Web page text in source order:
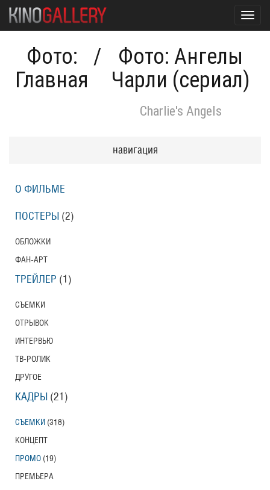
Фото:
Главная
/
Фото: Ангелы
Чарли (сериал)
Charlie's Angels
навигация
О ФИЛЬМЕ
ПОСТЕРЫ (2)
ОБЛОЖКИ
ФАН-АРТ
ТРЕЙЛЕР (1)
СЪЕМКИ
ОТРЫВОК
ИНТЕРВЬЮ
ТВ-РОЛИК
ДРУГОЕ
КАДРЫ (21)
СЪЕМКИ (318)
КОНЦЕПТ
ПРОМО (19)
ПРЕМЬЕРА